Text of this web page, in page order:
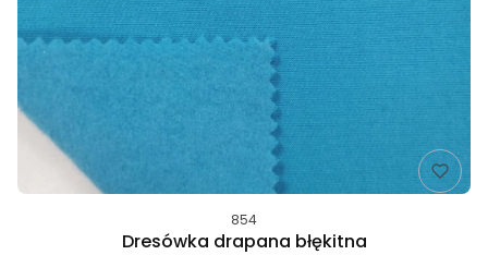
854
Dresówka drapana błękitna